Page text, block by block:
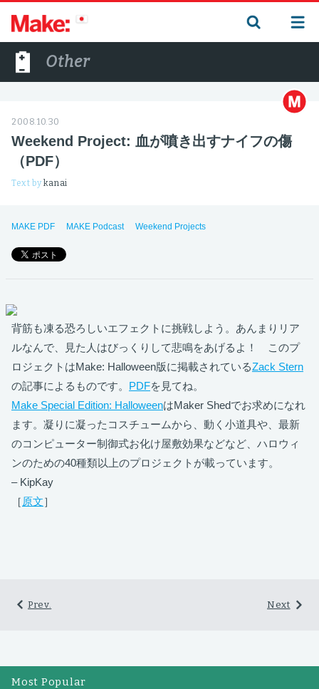
Other
2008.10.30
Weekend Project: 血が噴き出すナイフの傷
（PDF）
Text bykanai
MAKE PDF MAKE Podcast Weekend Projects
背筋も凍る恐ろしいエフェクトに挑戦しよう。あんまりリア
ルなんで、見た人はびっくりして悲鳴をあげるよ！ このプ
ロジェクトはMake: Halloween版に掲載されているZack Stern
の記事によるものです。 PDFを見てね。
Make Special Edition: HalloweenはMaker Shedでお求めになれ
ます。凝りに凝ったコスチュームから、動く小道具や、最新
のコンピューター制御式お化け屋敷効果などなど、ハロウィ
ンのための40種類以上のプロジェクトが載っています。
– KipKay
［ 原文］
Next
Prev.
Most Popular